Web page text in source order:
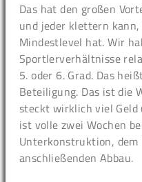
Das hat den großen
und jeder klettern
Mindestlevel hat. Wir
Sportlerverhältnisse
5. oder 6. Grad. Das
Beteiligung. Das ist die
steckt wirklich viel Geld
ist volle zwei Wochen
Unterkonstruktion, dem
anschließenden Abbau.